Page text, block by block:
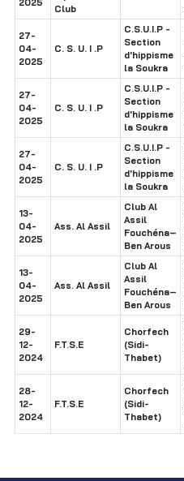
Club
27-
04-
2025
C. S. U. I .P
C.S.U.I.P -
Section
d'hippisme
la Soukra
27-
04-
2025
C. S. U. I .P
C.S.U.I.P -
Section
d'hippisme
la Soukra
27-
04-
2025
C. S. U. I .P
C.S.U.I.P -
Section
d'hippisme
la Soukra
13-
04-
2025
Ass. Al Assil
Club Al
Assil
Fouchéna–
Ben Arous
13-
04-
2025
Ass. Al Assil
Club Al
Assil
Fouchéna–
Ben Arous
29-
12-
2024
F.T.S.E
Chorfech
(Sidi-
Thabet)
28-
12-
2024
F.T.S.E
Chorfech
(Sidi-
Thabet)